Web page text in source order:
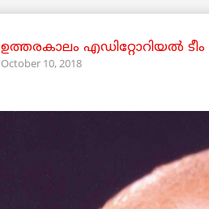
ഉത്തരകാലം എഡിറ്റോറിയല്‍ ടീം
October 10, 2018